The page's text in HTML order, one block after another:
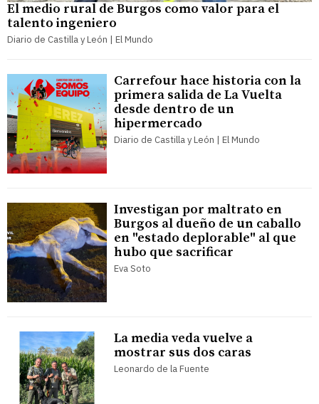
El medio rural de Burgos como valor para el
talento ingeniero
Diario de Castilla y León | El Mundo
Carrefour hace historia con la
primera salida de La Vuelta
desde dentro de un
hipermercado
Diario de Castilla y León | El Mundo
Investigan por maltrato en
Burgos al dueño de un caballo
en "estado deplorable" al que
hubo que sacrificar
Eva Soto
La media veda vuelve a
mostrar sus dos caras
Leonardo de la Fuente